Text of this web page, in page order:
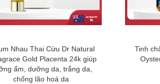
Nhau Thai Cừu Dr Natural
Gold Placenta 24k giúp
ẩm, dưỡng da, trắng da,
chống lão hoá da
Tinh